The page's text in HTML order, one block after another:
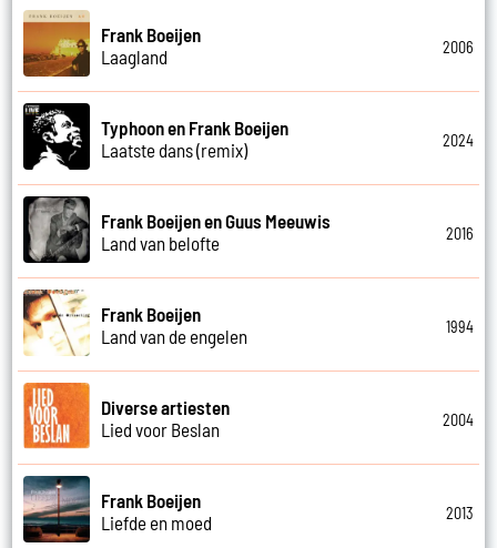
Frank Boeijen
Laagland
2006
Typhoon en Frank Boeijen
Laatste dans (remix)
2024
Frank Boeijen en Guus Meeuwis
Land van belofte
2016
Frank Boeijen
Land van de engelen
1994
Diverse artiesten
Lied voor Beslan
2004
Frank Boeijen
Liefde en moed
2013